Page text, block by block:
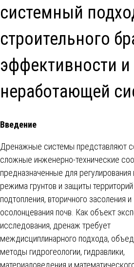
системный
строительного
эффективности и
неработающей
Введение
Дренажные системы представляют
сложные инженерно-технические
предназначенные для регулирования
режима грунтов и защиты
подтопления, вторичного засоления и
осолонцевания почв. Как объект
исследования, дренаж требует
междисциплинарного подхода,
методы гидрогеологии, гидравлики,
материаловедения и